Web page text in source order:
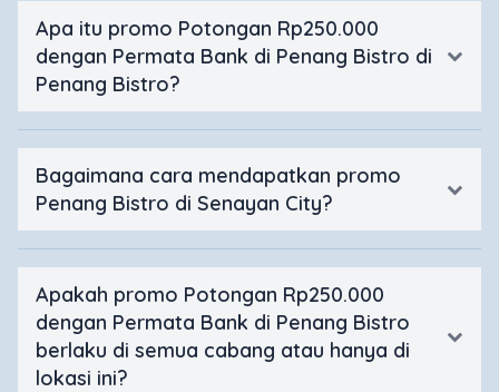
Apa itu promo Potongan Rp250.000
dengan Permata Bank di Penang Bistro di
Penang Bistro?
Bagaimana cara mendapatkan promo
Penang Bistro di Senayan City?
Apakah promo Potongan Rp250.000
dengan Permata Bank di Penang Bistro
berlaku di semua cabang atau hanya di
lokasi ini?